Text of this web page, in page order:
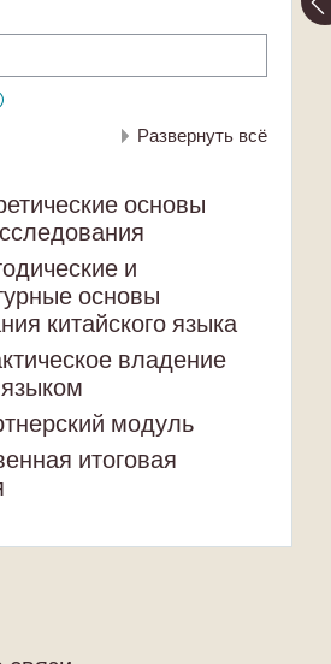
Развернуть всё
основы
и
основы
китайского языка
владение
модуль
итоговая